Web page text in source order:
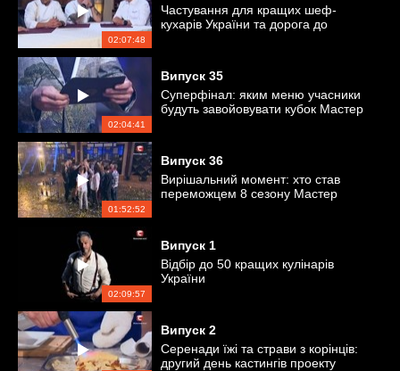
02:07:48
Частування для кращих шеф-
кухарів України та дорога до
02:04:41
Випуск 35
Суперфінал: яким меню учасники
будуть завойовувати кубок Мастер
01:52:52
Випуск 36
Вирішальний момент: хто став
переможцем 8 сезону Мастер
02:09:57
Випуск 1
Відбір до 50 кращих кулінарів
України
Випуск 2
Серенади їжі та страви з корінців:
другий день кастингів проекту